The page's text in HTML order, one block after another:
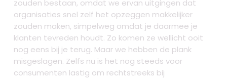
zouden bestaan, omdat we ervan uitgingen dat
organisaties snel zelf het opzeggen makkelijker
zouden maken, simpelweg omdat je daarmee je
klanten tevreden houdt. Zo komen ze wellicht ooit
nog eens bij je terug. Maar we hebben de plank
misgeslagen. Zelfs nu is het nog steeds voor
consumenten lastig om rechtstreeks bij